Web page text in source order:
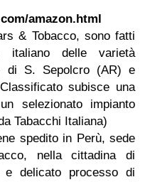
amazon.html
& Tobacco, sono fatti
italiano delle varietà
di S. Sepolcro (AR) e
subisce una
selezionato impianto
Tabacchi Italiana)
spedito in Perù, sede
nella cittadina di
delicato processo di